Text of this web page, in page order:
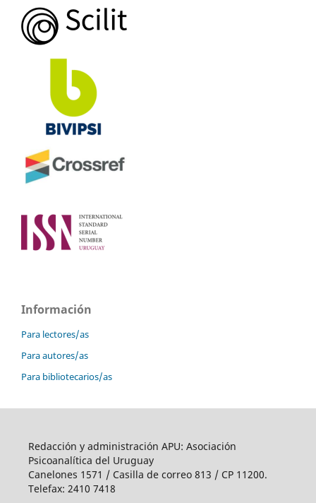
Información
Para lectores/as
Para autores/as
Para bibliotecarios/as
Redacción y administración APU: Asociación
Psicoanalítica del Uruguay
Canelones 1571 / Casilla de correo 813 / CP 11200.
Telefax: 2410 7418